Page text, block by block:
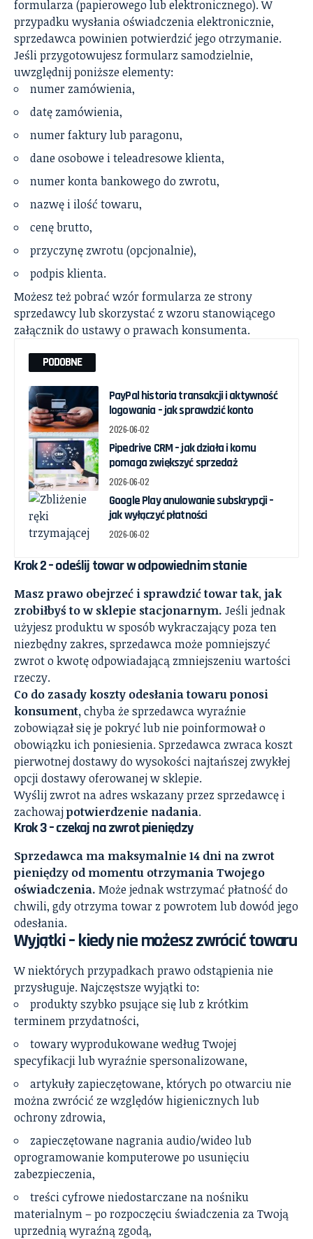
formularza (papierowego lub elektronicznego). W
przypadku wysłania oświadczenia elektronicznie,
sprzedawca powinien potwierdzić jego otrzymanie.
Jeśli przygotowujesz formularz samodzielnie,
uwzględnij poniższe elementy:
numer zamówienia,
datę zamówienia,
numer faktury lub paragonu,
dane osobowe i teleadresowe klienta,
numer konta bankowego do zwrotu,
nazwę i ilość towaru,
cenę brutto,
przyczynę zwrotu (opcjonalnie),
podpis klienta.
Możesz też pobrać wzór formularza ze strony
sprzedawcy lub skorzystać z wzoru stanowiącego
załącznik do ustawy o prawach konsumenta.
PODOBNE
PayPal historia transakcji i aktywność
logowania – jak sprawdzić konto
2026-06-02
Pipedrive CRM – jak działa i komu
pomaga zwiększyć sprzedaż
2026-06-02
Google Play anulowanie subskrypcji –
jak wyłączyć płatności
2026-06-02
Krok 2 – odeślij towar w odpowiednim stanie
Masz prawo obejrzeć i sprawdzić towar tak, jak
zrobiłbyś to w sklepie stacjonarnym. Jeśli jednak
użyjesz produktu w sposób wykraczający poza ten
niezbędny zakres, sprzedawca może pomniejszyć
zwrot o kwotę odpowiadającą zmniejszeniu wartości
rzeczy.
Co do zasady koszty odesłania towaru ponosi
konsument,chyba że sprzedawca wyraźnie
zobowiązał się je pokryć lub nie poinformował o
obowiązku ich poniesienia. Sprzedawca zwraca koszt
pierwotnej dostawy do wysokości najtańszej zwykłej
opcji dostawy oferowanej w sklepie.
Wyślij zwrot na adres wskazany przez sprzedawcę i
zachowajpotwierdzenie nadania.
Krok 3 – czekaj na zwrot pieniędzy
Sprzedawca ma maksymalnie 14 dni na zwrot
pieniędzy od momentu otrzymania Twojego
oświadczenia. Może jednak wstrzymać płatność do
chwili, gdy otrzyma towar z powrotem lub dowód jego
odesłania.
Wyjątki – kiedy nie możesz zwrócić towaru
W niektórych przypadkach prawo odstąpienia nie
przysługuje. Najczęstsze wyjątki to:
produkty szybko psujące się lub z krótkim
terminem przydatności,
towary wyprodukowane według Twojej
specyfikacji lub wyraźnie spersonalizowane,
artykuły zapieczętowane, których po otwarciu nie
można zwrócić ze względów higienicznych lub
ochrony zdrowia,
zapieczętowane nagrania audio/wideo lub
oprogramowanie komputerowe po usunięciu
zabezpieczenia,
treści cyfrowe niedostarczane na nośniku
materialnym – po rozpoczęciu świadczenia za Twoją
uprzednią wyraźną zgodą,